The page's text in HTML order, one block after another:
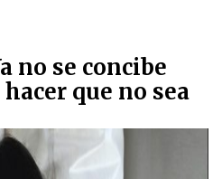
no se concibe
que no sea